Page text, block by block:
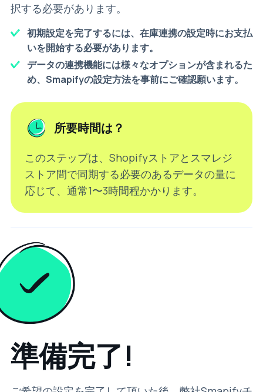
択する必要があります。
初期設定を完了するには、在庫連携の設定時にお支払
いを開始する必要があります。
データの連携機能には様々なオプションが含まれるた
め、Smapifyの設定方法を事前にご確認願います。
所要時間は？
このステップは、Shopifyストアとスマレジ
ストア間で同期する必要のあるデータの量に
応じて、通常1〜3時間程かかります。
準備完了!